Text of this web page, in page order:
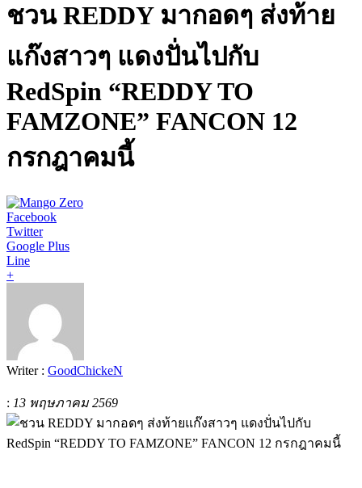
ชวน REDDY มากอดๆ ส่งท้าย
แก๊งสาวๆ แดงปั่นไปกับ
RedSpin “REDDY TO
FAMZONE” FANCON 12
กรกฎาคมนี้
Facebook
Twitter
Google Plus
Line
+
Writer : GoodChickeN
: 13 พฤษภาคม 2569